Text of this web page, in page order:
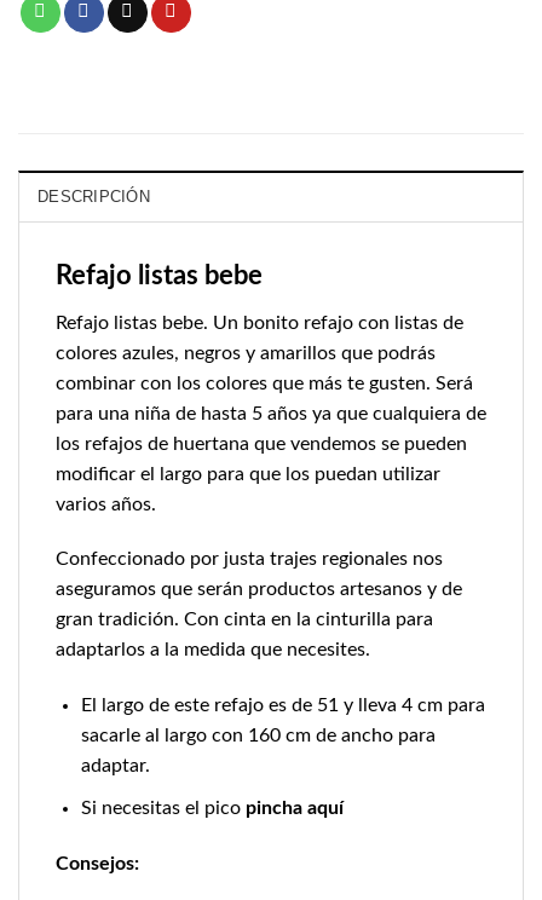
DESCRIPCIÓN
Refajo listas bebe
Refajo listas bebe. Un bonito refajo con listas de
colores azules, negros y amarillos que podrás
combinar con los colores que más te gusten. Será
para una niña de hasta 5 años ya que cualquiera de
los refajos de huertana que vendemos se pueden
modificar el largo para que los puedan utilizar
varios años.
Confeccionado por justa trajes regionales nos
aseguramos que serán productos artesanos y de
gran tradición. Con cinta en la cinturilla para
adaptarlos a la medida que necesites.
El largo de este refajo es de 51 y lleva 4 cm para
sacarle al largo con 160 cm de ancho para
adaptar.
Si necesitas el pico pincha aquí
Consejos: